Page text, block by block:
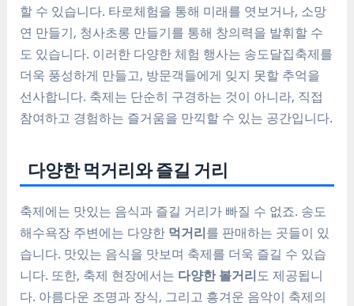
할 수 있습니다. 타로체험을 통해 미래를 엿보거나, 소망
연 만들기, 청사초롱 만들기를 통해 창의력을 발휘할 수
도 있습니다. 이러한 다양한 체험 행사는 송도달집축제를
더욱 풍성하게 만들고, 방문객들에게 잊지 못할 추억을
선사합니다. 축제는 단순히 구경하는 것이 아니라, 직접
참여하고 경험하는 즐거움을 만끽할 수 있는 공간입니다.
다양한 먹거리와 즐길 거리
축제에는 맛있는 음식과 즐길 거리가 빠질 수 없죠. 송도
해수욕장 주변에는 다양한 먹거리를 판매하는 곳들이 있
습니다. 맛있는 음식을 맛보며 축제를 더욱 즐길 수 있습
니다. 또한, 축제 현장에서는 다양한 볼거리 도 제공됩니
다. 아름다운 조명과 장식, 그리고 흥겨운 음악이 축제의